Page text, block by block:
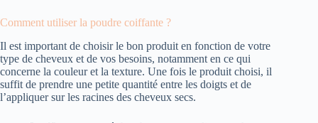
Comment utiliser la poudre coiffante ?
Il est important de choisir le bon produit en fonction de votre
type de cheveux et de vos besoins, notamment en ce qui
concerne la couleur et la texture. Une fois le produit choisi, il
suffit de prendre une petite quantité entre les doigts et de
l’appliquer sur les racines des cheveux secs.